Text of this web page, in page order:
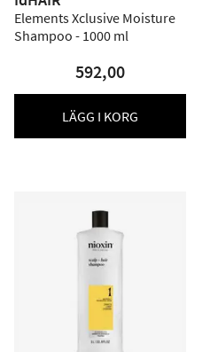
Elements Xclusive Moisture
Shampoo - 1000 ml
592,00
LÄGG I KORG